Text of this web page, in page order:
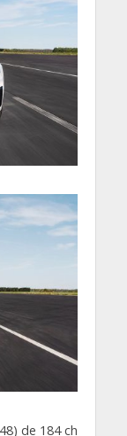
de 184 ch